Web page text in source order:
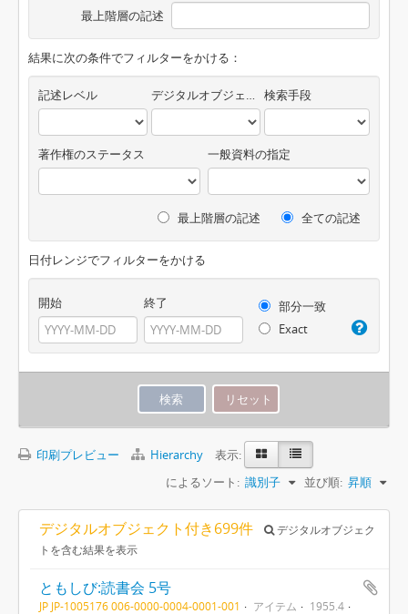
最上階層の記述
結果に次の条件でフィルターをかける：
記述レベル デジタルオブジェクトの有無 検索手段
著作権のステータス 一般資料の指定
最上階層の記述 全ての記述
日付レンジでフィルターをかける
開始 終了
部分一致
Exact
印刷プレビュー Hierarchy
表示:
によるソート: 識別子 並び順: 昇順
デジタルオブジェクト付き699件
デジタルオブジェク
トを含む結果を表示
ともしび:読書会 5号
JP JP-1005176 006-0000-0004-0001-001 アイテム
1955.4